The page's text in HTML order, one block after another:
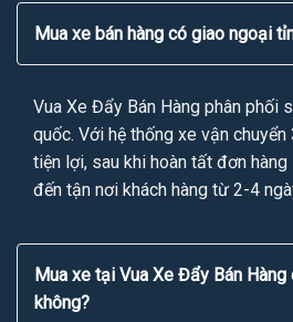
Mua xe bán hàng có giao ngoại
Vua Xe Đẩy Bán Hàng phân phối
quốc. Với hệ thống xe vận chuyển
tiện lợi, sau khi hoàn tất đơn
đến tận nơi khách hàng từ 2-4
Mua xe tại Vua Xe Đẩy Bán
không?